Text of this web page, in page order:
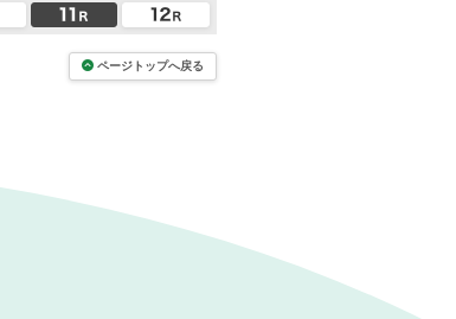
ページトップへ戻る